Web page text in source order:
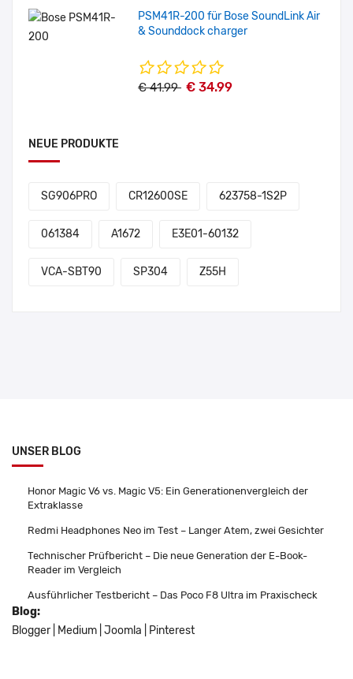
PSM41R-200 für Bose SoundLink Air
& Sounddock charger
€ 41.99 € 34.99
NEUE PRODUKTE
SG906PRO CR12600SE 623758-1S2P
061384 A1672 E3E01-60132
VCA-SBT90 SP304 Z55H
UNSER BLOG
Honor Magic V6 vs. Magic V5: Ein Generationenvergleich der
Extraklasse
Redmi Headphones Neo im Test – Langer Atem, zwei Gesichter
Technischer Prüfbericht – Die neue Generation der E-Book-
Reader im Vergleich
Ausführlicher Testbericht – Das Poco F8 Ultra im Praxischeck
Blog:
Blogger
Medium Joomla Pinterest